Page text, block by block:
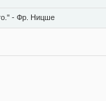
- Фр. Ницше